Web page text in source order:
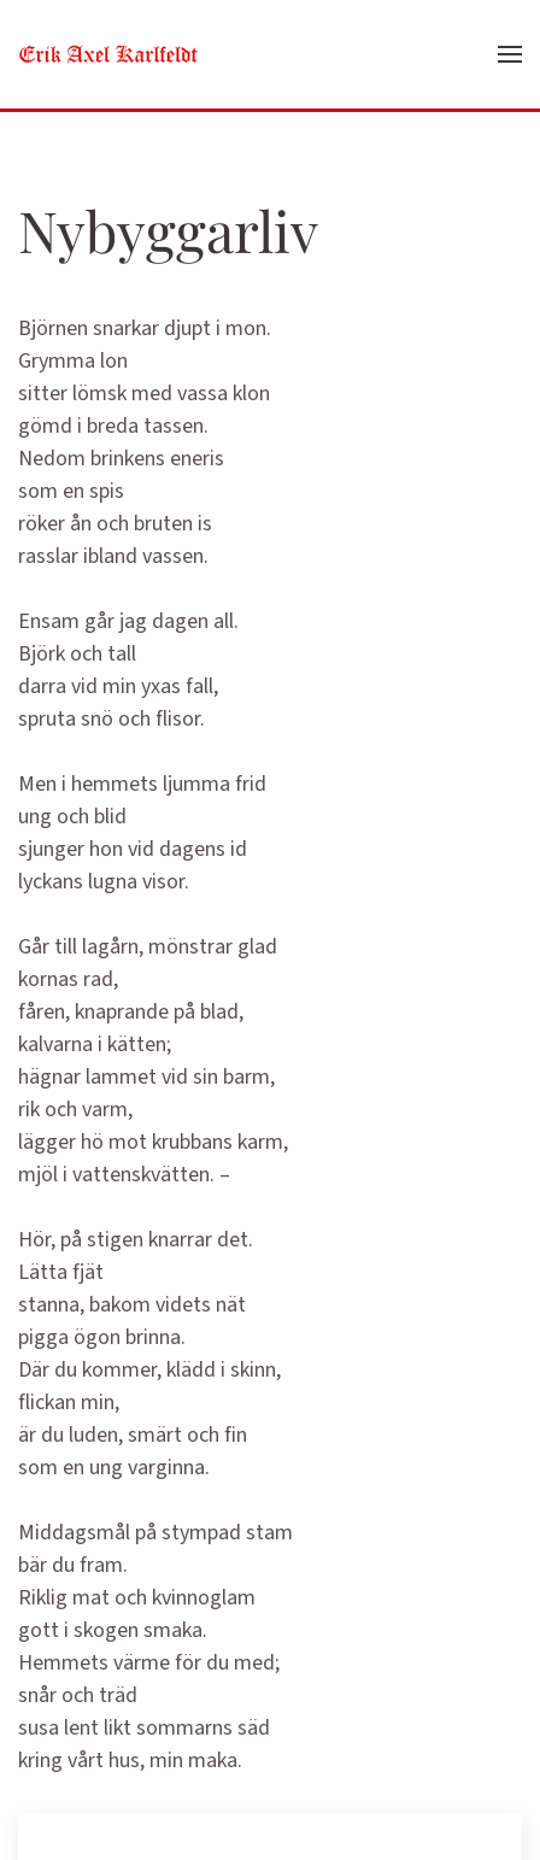
Skip to main content
Nybyggarliv
Björnen snarkar djupt i mon.
Grymma lon
sitter lömsk med vassa klon
gömd i breda tassen.
Nedom brinkens eneris
som en spis
röker ån och bruten is
rasslar ibland vassen.
Ensam går jag dagen all.
Björk och tall
darra vid min yxas fall,
spruta snö och flisor.
Men i hemmets ljumma frid
ung och blid
sjunger hon vid dagens id
lyckans lugna visor.
Går till lagårn, mönstrar glad
kornas rad,
fåren, knaprande på blad,
kalvarna i kätten;
hägnar lammet vid sin barm,
rik och varm,
lägger hö mot krubbans karm,
mjöl i vattenskvätten. –
Hör, på stigen knarrar det.
Lätta fjät
stanna, bakom videts nät
pigga ögon brinna.
Där du kommer, klädd i skinn,
flickan min,
är du luden, smärt och fin
som en ung varginna.
Middagsmål på stympad stam
bär du fram.
Riklig mat och kvinnoglam
gott i skogen smaka.
Hemmets värme för du med;
snår och träd
susa lent likt sommarns säd
kring vårt hus, min maka.